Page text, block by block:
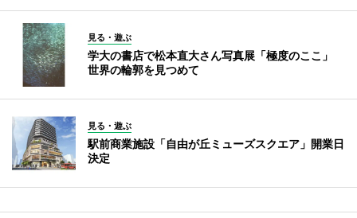
見る・遊ぶ
学大の書店で松本直大さん写真展「極度のここ」
世界の輪郭を見つめて
見る・遊ぶ
駅前商業施設「自由が丘ミューズスクエア」開業日
決定